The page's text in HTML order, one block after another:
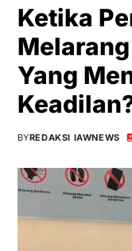
Ketika
Yang
BYREDAKSI IAWNEWS